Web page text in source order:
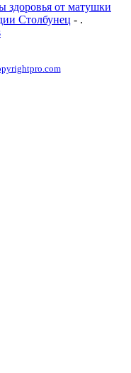
здоровья от матушки
Столбунец - .